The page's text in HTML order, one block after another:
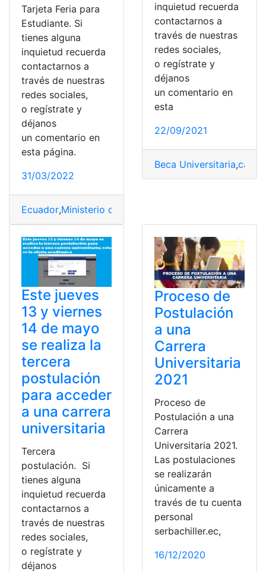
Tarjeta Feria para
Estudiante. Si
tienes alguna
inquietud recuerda
contactarnos a
través de nuestras
redes sociales,
o regístrate y
déjanos
un comentario en
esta página.
31/03/2022
Ecuador,Ministerio de Desarrollo Urbano y Vivienda
inquietud recuerda
contactarnos a
través de nuestras
redes sociales,
o regístrate y
déjanos
un comentario en
esta
22/09/2021
Beca Universitaria,
Este jueves
13 y viernes
14 de mayo
se realiza la
tercera
postulación
para acceder
a una carrera
universitaria
Tercera
postulación. Si
tienes alguna
inquietud recuerda
contactarnos a
través de nuestras
redes sociales,
o regístrate y
déjanos
Proceso de
Postulación
a una
Carrera
Universitaria
2021
Proceso de
Postulación a una
Carrera
Universitaria 2021.
Las postulaciones
se realizarán
únicamente a
través de tu cuenta
personal
serbachiller.ec,
16/12/2020